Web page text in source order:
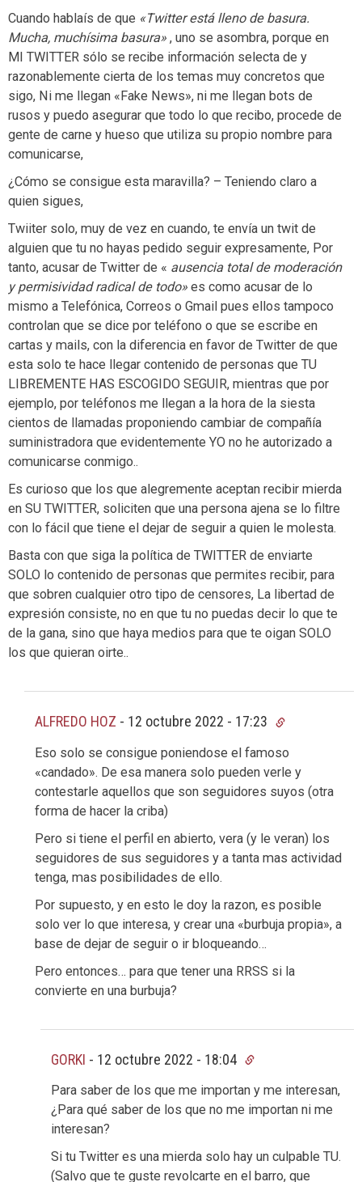
Cuando hablaís de que «Twitter está lleno de basura.
Mucha, muchísima basura» , uno se asombra, porque en
MI TWITTER sólo se recibe información selecta de y
razonablemente cierta de los temas muy concretos que
sigo, Ni me llegan «Fake News», ni me llegan bots de
rusos y puedo asegurar que todo lo que recibo, procede de
gente de carne y hueso que utiliza su propio nombre para
comunicarse,
¿Cómo se consigue esta maravilla? – Teniendo claro a
quien sigues,
Twiiter solo, muy de vez en cuando, te envía un twit de
alguien que tu no hayas pedido seguir expresamente, Por
tanto, acusar de Twitter de « ausencia total de moderación
y permisividad radical de todo» es como acusar de lo
mismo a Telefónica, Correos o Gmail pues ellos tampoco
controlan que se dice por teléfono o que se escribe en
cartas y mails, con la diferencia en favor de Twitter de que
esta solo te hace llegar contenido de personas que TU
LIBREMENTE HAS ESCOGIDO SEGUIR, mientras que por
ejemplo, por teléfonos me llegan a la hora de la siesta
cientos de llamadas proponiendo cambiar de compañía
suministradora que evidentemente YO no he autorizado a
comunicarse conmigo..
Es curioso que los que alegremente aceptan recibir mierda
en SU TWITTER, soliciten que una persona ajena se lo filtre
con lo fácil que tiene el dejar de seguir a quien le molesta.
Basta con que siga la política de TWITTER de enviarte
SOLO lo contenido de personas que permites recibir, para
que sobren cualquier otro tipo de censores, La libertad de
expresión consiste, no en que tu no puedas decir lo que te
de la gana, sino que haya medios para que te oigan SOLO
los que quieran oirte..
ALFREDO HOZ - 12 octubre 2022 - 17:23
Eso solo se consigue poniendose el famoso
«candado». De esa manera solo pueden verle y
contestarle aquellos que son seguidores suyos (otra
forma de hacer la criba)
Pero si tiene el perfil en abierto, vera (y le veran) los
seguidores de sus seguidores y a tanta mas actividad
tenga, mas posibilidades de ello.
Por supuesto, y en esto le doy la razon, es posible
solo ver lo que interesa, y crear una «burbuja propia», a
base de dejar de seguir o ir bloqueando…
Pero entonces… para que tener una RRSS si la
convierte en una burbuja?
GORKI - 12 octubre 2022 - 18:04
Para saber de los que me importan y me interesan,
¿Para qué saber de los que no me importan ni me
interesan?
Si tu Twitter es una mierda solo hay un culpable TU.
(Salvo que te guste revolcarte en el barro, que